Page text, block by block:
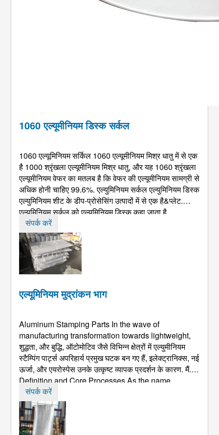
1060 एल्यूमीनियम डिस्क सर्कल
1060 एल्यूमिनियम सर्किल 1060 एल्यूमीनियम मिश्र धातु में से एक
है 1000 श्रृंखला एल्यूमीनियम मिश्र धातु, और यह 1060 श्रृंखला
एल्यूमीनियम वेफर का मतलब है कि वेफर की एल्यूमीनियम सामग्री से
अधिक होनी चाहिए 99.6%. एल्युमिनियम सर्कल एल्युमिनियम डिस्क
एल्युमिनियम शीट के डीप-प्रोसेसिंग उत्पादों में से एक है&प्लेट.
एल्युमिनियम सर्कल को एल्युमिनियम डिस्क कहा जाता है,
एल्युमिनियम केक, एल्यूमीनियम डिक्स, एल्यूमीनियम गोल प्लेट,
एल्यूमीनियम डिस्क, लेपित एल्यूमीनियम सर्कल शीट से संबंधित ...
संपर्क करें
एल्यूमिनियम मुद्रांकन भाग
Aluminum Stamping Parts In the wave of
manufacturing transformation towards lightweight,
शुद्धता, और बुद्धि, ऑटोमोटिव जैसे विभिन्न क्षेत्रों में एल्युमीनियम
स्टैम्पिंग पार्ट्स अपरिहार्य प्रमुख घटक बन गए हैं, इलेक्ट्रानिक्स, नई
ऊर्जा, और एयरोस्पेस उनके उत्कृष्ट व्यापक प्रदर्शन के कारण. मैं.
Definition and Core Processes As the name
suggests, एल्यूमिनियम स्टैम्पिंग पार्ट्स सामान्य टी को संदर्भित
करते हैं ...
संपर्क करें